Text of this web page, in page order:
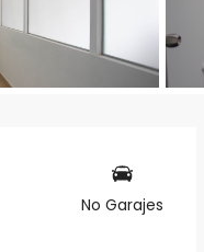
No Garajes